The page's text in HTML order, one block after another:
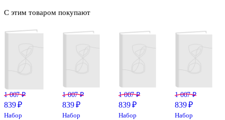
С этим товаром покупают
1 007 ₽
839 ₽
Набор
1 007 ₽
839 ₽
Набор
1 007 ₽
839 ₽
Набор
1 007 ₽
839 ₽
Набор